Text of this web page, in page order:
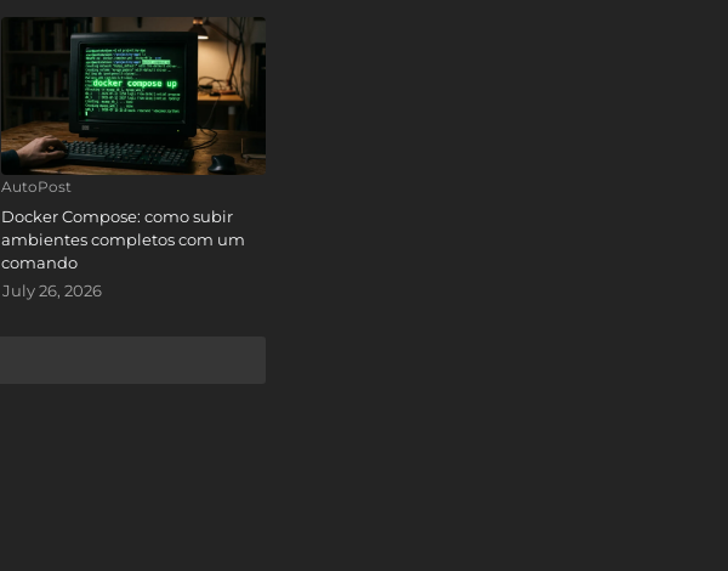
AutoPost
Docker Compose: como subir
ambientes completos com um
comando
July 26, 2026